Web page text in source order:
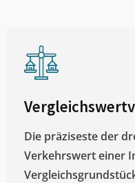
Die präziseste der
Verkehrswert einer